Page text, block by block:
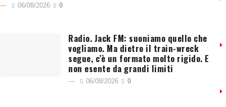
06/08/2026 0
Radio. Jack FM: suoniamo quello che
vogliamo. Ma dietro il train-wreck
segue, c’è un formato molto rigido. E
non esente da grandi limiti
06/08/2026 0